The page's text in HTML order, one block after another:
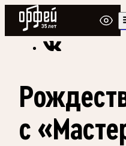
Радио Орфей
Радио классической
с